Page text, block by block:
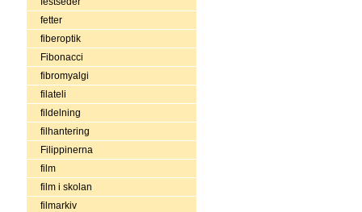
fetter
fiberoptik
Fibonacci
fibromyalgi
filateli
fildelning
filhantering
Filippinerna
film
film i skolan
filmarkiv